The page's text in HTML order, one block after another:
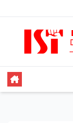
contenido